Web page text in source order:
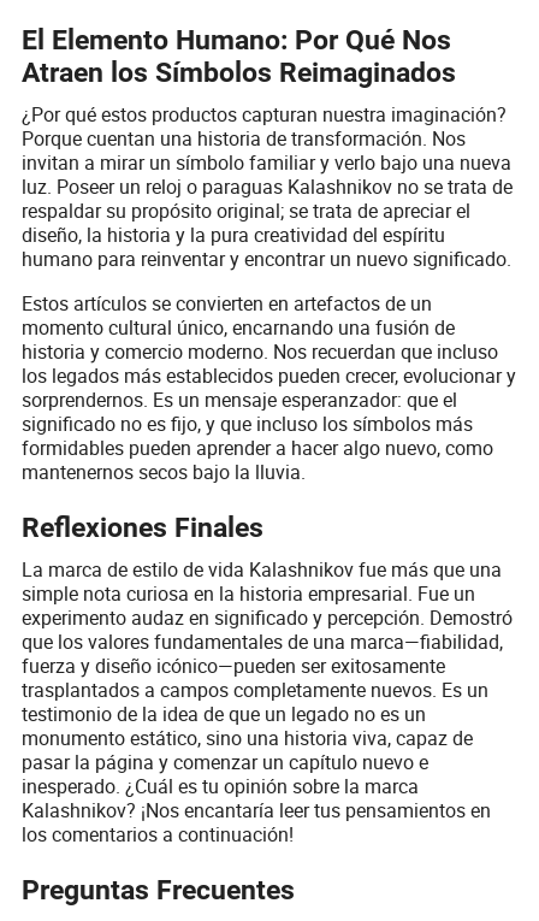
El Elemento Humano: Por Qué Nos
Atraen los Símbolos Reimaginados
¿Por qué estos productos capturan nuestra imaginación?
Porque cuentan una historia de transformación. Nos
invitan a mirar un símbolo familiar y verlo bajo una nueva
luz. Poseer un reloj o paraguas Kalashnikov no se trata de
respaldar su propósito original; se trata de apreciar el
diseño, la historia y la pura creatividad del espíritu
humano para reinventar y encontrar un nuevo significado.
Estos artículos se convierten en artefactos de un
momento cultural único, encarnando una fusión de
historia y comercio moderno. Nos recuerdan que incluso
los legados más establecidos pueden crecer, evolucionar y
sorprendernos. Es un mensaje esperanzador: que el
significado no es fijo, y que incluso los símbolos más
formidables pueden aprender a hacer algo nuevo, como
mantenernos secos bajo la lluvia.
Reflexiones Finales
La marca de estilo de vida Kalashnikov fue más que una
simple nota curiosa en la historia empresarial. Fue un
experimento audaz en significado y percepción. Demostró
que los valores fundamentales de una marca—fiabilidad,
fuerza y diseño icónico—pueden ser exitosamente
trasplantados a campos completamente nuevos. Es un
testimonio de la idea de que un legado no es un
monumento estático, sino una historia viva, capaz de
pasar la página y comenzar un capítulo nuevo e
inesperado. ¿Cuál es tu opinión sobre la marca
Kalashnikov? ¡Nos encantaría leer tus pensamientos en
los comentarios a continuación!
Preguntas Frecuentes